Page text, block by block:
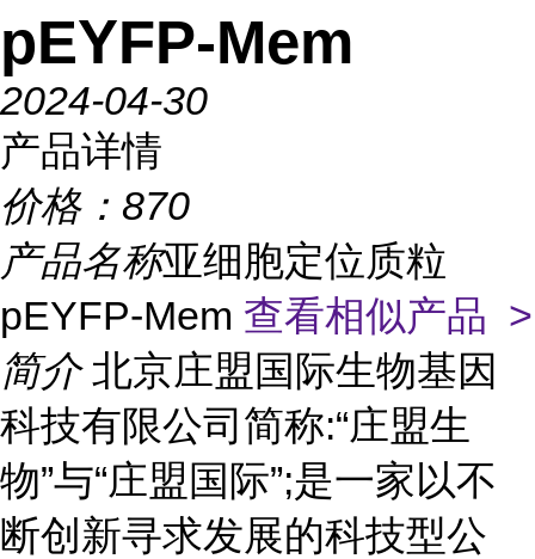
pEYFP-Mem
2024-04-30
产品详情
价格： 870
产品名称亚细胞定位质粒
pEYFP-Mem 查看相似产品 >
简介 北京庄盟国际生物基因
科技有限公司简称:“庄盟生
物”与“庄盟国际”;是一家以不
断创新寻求发展的科技型公